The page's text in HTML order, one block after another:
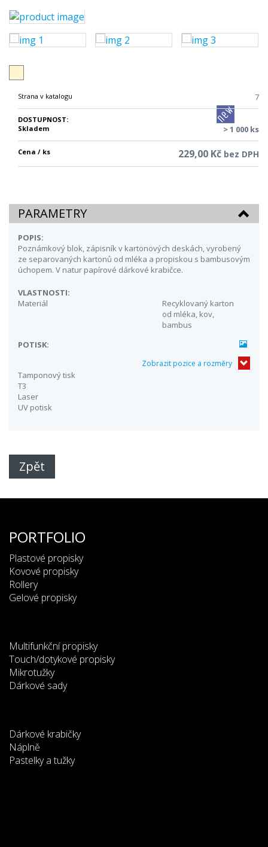
Strana v katalogu 7
DOSTUPNOST:
Skladem
> 1 000 ks
Cena / ks 229,00 Kč bez DPH
PARAMETRY
POPIS:
Poznámkový blok, zápisník v kartonových deskách, vyrobený
ze separovaných kartonů od mléka a propiskou s bambusovým
úchopem. V natur papírové dárkové krabičce.
VLASTNOSTI:
Materiál
Recyklovaný karton
od mléka, kov,
bambus
POTISK:
Zobrazit pozice a rozměry
Tamponový tisk
T3
Laser
UV potisk
Zpět
PORTFOLIO
Plastové propisky
Kovové propisky
Rollery
Gelové propisky
Multifunkční propisky
Touch/dotykové propisky
Mikrotužky
Dárkové sady
Dárkové krabičky
Náplně
Pastelky a tužky